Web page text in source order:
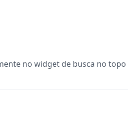
no widget de busca no topo